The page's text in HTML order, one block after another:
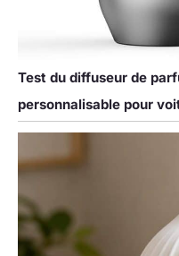
Test du diffuseur de
personnalisable pour